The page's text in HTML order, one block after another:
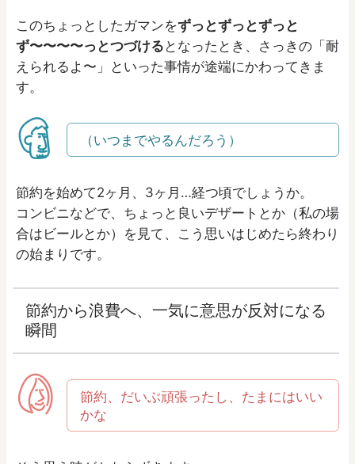
このちょっとしたガマンをずっとずっとずっと
ず〜〜〜〜っとつづける となったとき、さっきの「耐
えられるよ〜」といった事情が途端にかわってきま
す。
（いつまでやるんだろう）
節約を始めて2ヶ月、3ヶ月…経つ頃でしょうか。
コンビニなどで、ちょっと良いデザートとか（私の場
合はビールとか）を見て、こう思いはじめたら終わり
の始まりです。
節約から浪費へ、一気に意思が反対になる
瞬間
節約、だいぶ頑張ったし、たまにはいい
かな